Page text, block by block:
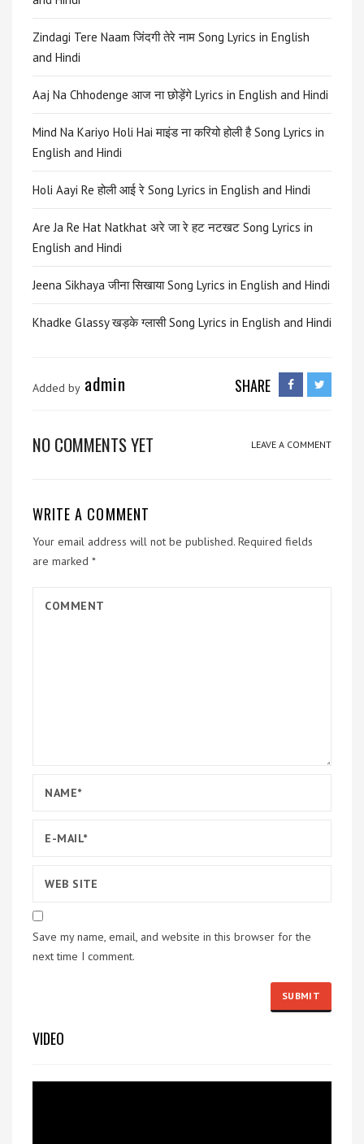
Zindagi Tere Naam जिंदगी तेरे नाम Song Lyrics in English
and Hindi
Aaj Na Chhodenge आज ना छोड़ेंगे Lyrics in English and Hindi
Mind Na Kariyo Holi Hai माइंड ना करियो होली है Song Lyrics in
English and Hindi
Holi Aayi Re होली आई रे Song Lyrics in English and Hindi
Are Ja Re Hat Natkhat अरे जा रे हट नटखट Song Lyrics in
English and Hindi
Jeena Sikhaya जीना सिखाया Song Lyrics in English and Hindi
Khadke Glassy खड़के ग्लासी Song Lyrics in English and Hindi
Added by admin SHARE
NO COMMENTS YET LEAVE A COMMENT
WRITE A COMMENT
Your email address will not be published. Required fields
are marked *
Save my name, email, and website in this browser for the
next time I comment.
VIDEO